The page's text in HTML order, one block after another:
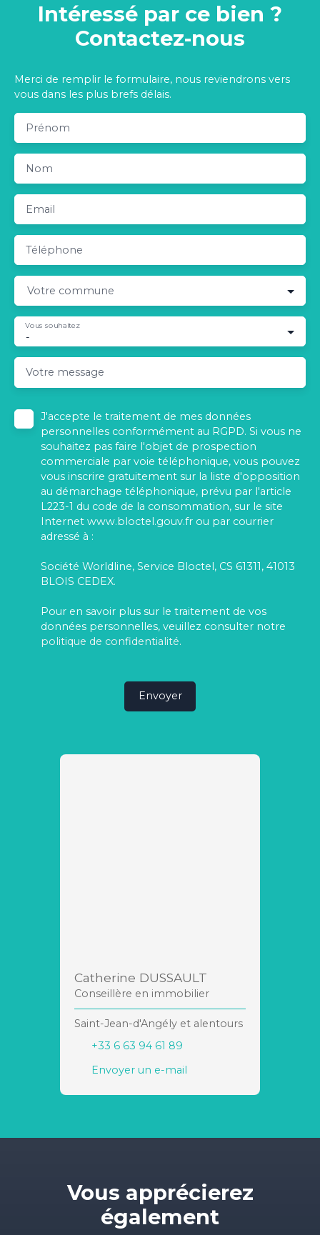
Intéressé par ce bien ?
Contactez-nous
Merci de remplir le formulaire, nous reviendrons vers
vous dans les plus brefs délais.
Prénom
Nom
Email
Téléphone
Votre commune
-
Vous souhaitez
Votre message
J'accepte le traitement de mes données
personnelles conformément au RGPD. Si vous ne
souhaitez pas faire l'objet de prospection
commerciale par voie téléphonique, vous pouvez
vous inscrire gratuitement sur la liste d'opposition
au démarchage téléphonique, prévu par l'article
L223-1 du code de la consommation, sur le site
Internet www.bloctel.gouv.fr ou par courrier
adressé à :
Société Worldline, Service Bloctel, CS 61311, 41013
BLOIS CEDEX.
Pour en savoir plus sur le traitement de vos
données personnelles, veuillez consulter notre
politique de confidentialité.
Envoyer
Catherine DUSSAULT
Conseillère en immobilier
Saint-Jean-d'Angély et alentours
+33 6 63 94 61 89
Envoyer un e-mail
Vous apprécierez
également